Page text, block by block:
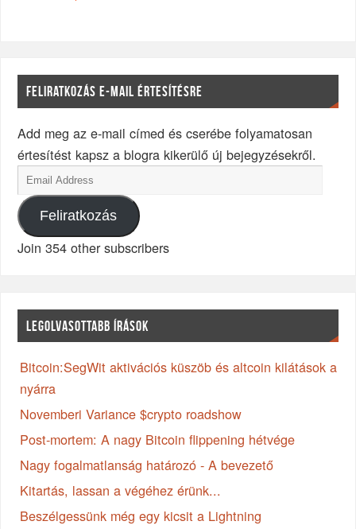
FELIRATKOZÁS E-MAIL ÉRTESÍTÉSRE
Add meg az e-mail címed és cserébe folyamatosan
értesítést kapsz a blogra kikerülő új bejegyzésekről.
Feliratkozás
Join 354 other subscribers
LEGOLVASOTTABB ÍRÁSOK
Bitcoin:SegWit aktivációs küszöb és altcoin kilátások a
nyárra
Novemberi Variance $crypto roadshow
Post-mortem: A nagy Bitcoin flippening hétvége
Nagy fogalmatlanság határozó - A bevezető
Kitartás, lassan a végéhez érünk...
Beszélgessünk még egy kicsit a Lightning